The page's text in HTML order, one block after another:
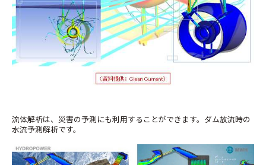
流体解析は、災害の予測にも利用することができます。ダム放流時の
水流予測解析です。